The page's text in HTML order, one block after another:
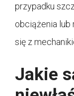
przypadku
obciążenia lub
się z
Jakie